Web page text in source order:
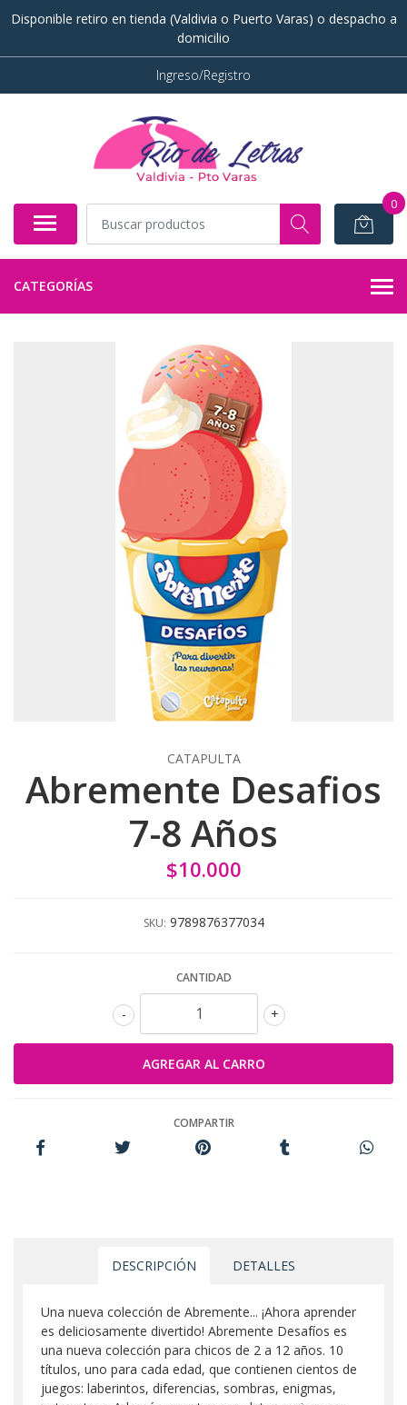
Disponible retiro en tienda (Valdivia o Puerto Varas) o despacho a
domicilio
Ingreso/Registro
0
CATEGORÍAS
CATAPULTA
Abremente Desafios
7-8 Años
$10.000
SKU: 9789876377034
CANTIDAD
+
-
COMPARTIR
DESCRIPCIÓN DETALLES
Una nueva colección de Abremente... ¡Ahora aprender
es deliciosamente divertido! Abremente Desafíos es
una nueva colección para chicos de 2 a 12 años. 10
títulos, uno para cada edad, que contienen cientos de
juegos: laberintos, diferencias, sombras, enigmas,